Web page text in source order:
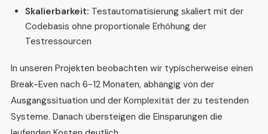
Skalierbarkeit: Testautomatisierung skaliert mit der
Codebasis ohne proportionale Erhöhung der
Testressourcen
In unseren Projekten beobachten wir typischerweise einen
Break-Even nach 6-12 Monaten, abhängig von der
Ausgangssituation und der Komplexität der zu testenden
Systeme. Danach übersteigen die Einsparungen die